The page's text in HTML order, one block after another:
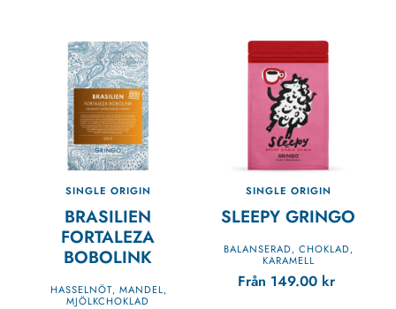
SINGLE ORIGIN
BRASILIEN
FORTALEZA
BOBOLINK
HASSELNÖT, MANDEL,
MJÖLKCHOKLAD
SINGLE ORIGIN
SLEEPY GRINGO
BALANSERAD, CHOKLAD,
KARAMELL
Från 149.00 kr